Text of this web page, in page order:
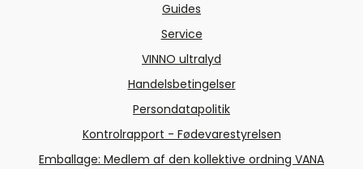
Guides
Service
VINNO ultralyd
Handelsbetingelser
Persondatapolitik
Kontrolrapport - Fødevarestyrelsen
Emballage: Medlem af den kollektive ordning VANA